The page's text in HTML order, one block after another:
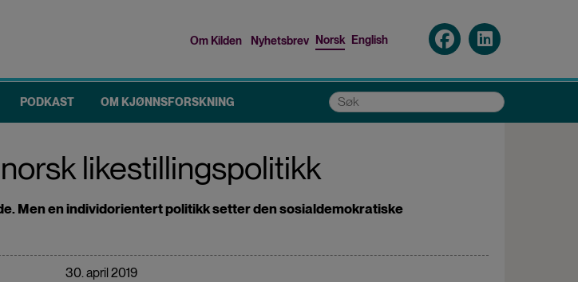
menu
Om Kilden Nyhetsbrev Norsk English
PODKAST OM KJØNNSFORSKNING Søk
likestillingspolitikk
Men en individorientert politikk setter den sosialdemokratiske
30. april 2019